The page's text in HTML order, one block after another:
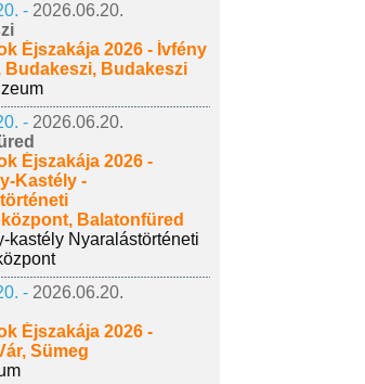
- 2026.06.20.
Éjszakája 2026 - Ívfény
Budakeszi, Budakeszi
- 2026.06.20.
Éjszakája 2026 -
Kastély -
Balatonfüred
kastély Nyaralástörténeti
- 2026.06.20.
Éjszakája 2026 -
Sümeg